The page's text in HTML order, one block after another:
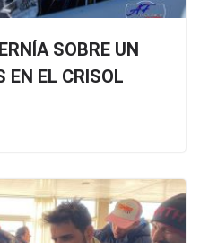
SOBRE UN
EN EL CRISOL